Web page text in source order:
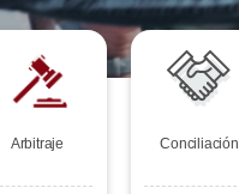
Arbitraje Conciliación